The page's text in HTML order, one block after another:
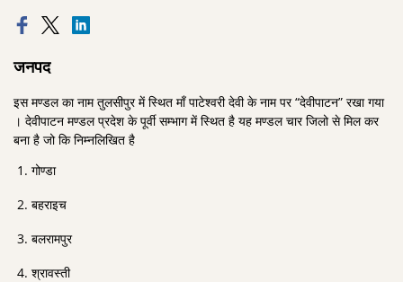
जनपद
इस मण्डल का नाम तुलसीपुर में स्थित माँ पाटेश्वरी देवी के नाम पर “देवीपाटन” रखा गया
। देवीपाटन मण्डल प्रदेश के पूर्वी सम्भाग में स्थित है यह मण्डल चार जिलो से मिल कर
बना है जो कि निम्नलिखित है
गोण्डा
बहराइच
बलरामपुर
श्रावस्ती